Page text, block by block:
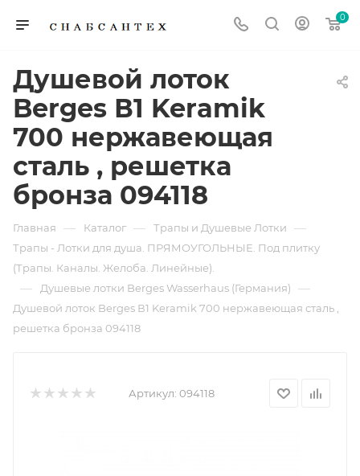
0
Душевой лоток
Berges В1 Keramik
700 нержавеющая
сталь , решетка
бронза 094118
Главная — Каталог — Трапы и Душевые Лотки —
Трапы - Лотки для душа. ПРЯМОУГОЛЬНЫЕ. Под плитку
(Трапы. Каналы. Желоба. Линейные).
— Душевые лотки Berges Wasserhaus (Германия) —
Душевой лоток Berges В1 Keramik 700 нержавеющая сталь ,
решетка бронза 094118
Артикул: 094118